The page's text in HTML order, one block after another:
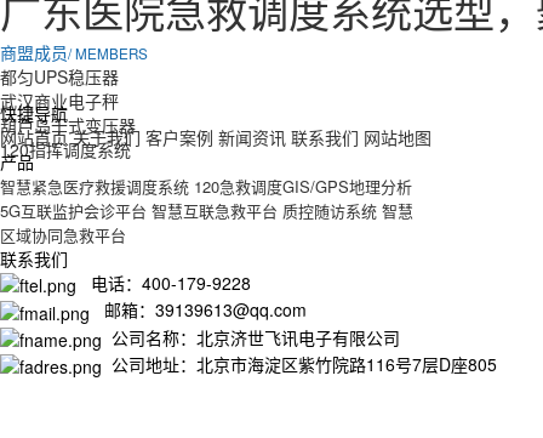
商盟成员/ MEMBERS
都匀UPS稳压器
武汉商业电子秤
葫芦岛干式变压器
120指挥调度系统
快捷导航
网站首页 关于我们 客户案例 新闻资讯 联系我们 网站地图
产品
智慧紧急医疗救援调度系统 120急救调度GIS/GPS地理分析
5G互联监护会诊平台 智慧互联急救平台 质控随访系统 智慧
区域协同急救平台
联系我们
电话：400-179-9228
邮箱：39139613@qq.com
公司名称：北京济世飞讯电子有限公司
公司地址：北京市海淀区紫竹院路116号7层D座805